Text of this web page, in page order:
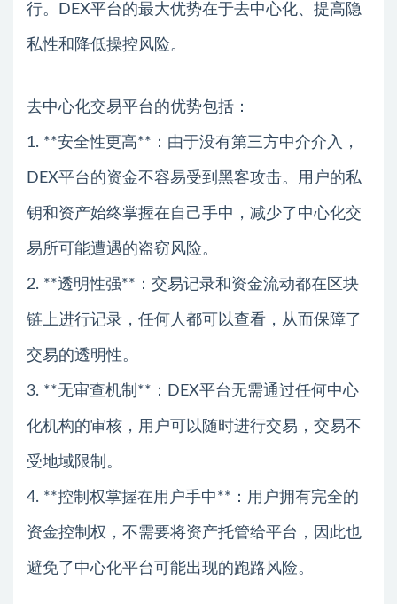
行。DEX平台的最大优势在于去中心化、提高隐
私性和降低操控风险。
去中心化交易平台的优势包括：
1. **安全性更高**：由于没有第三方中介介入，
DEX平台的资金不容易受到黑客攻击。用户的私
钥和资产始终掌握在自己手中，减少了中心化交
易所可能遭遇的盗窃风险。
2. **透明性强**：交易记录和资金流动都在区块
链上进行记录，任何人都可以查看，从而保障了
交易的透明性。
3. **无审查机制**：DEX平台无需通过任何中心
化机构的审核，用户可以随时进行交易，交易不
受地域限制。
4. **控制权掌握在用户手中**：用户拥有完全的
资金控制权，不需要将资产托管给平台，因此也
避免了中心化平台可能出现的跑路风险。